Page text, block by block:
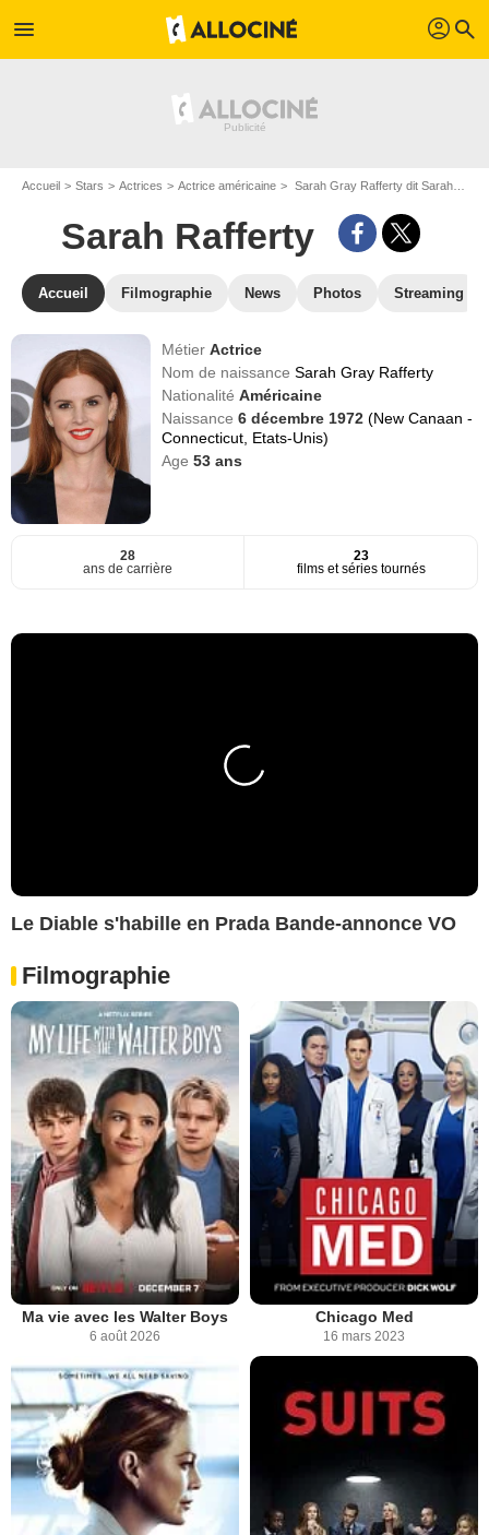
menu profil search
Accueil Stars Actrices Actrice américaine Sarah Gray Rafferty dit Sarah Rafferty
Sarah Rafferty
Accueil Filmographie News Photos Streaming
MétierActrice
Nom de naissanceSarah Gray Rafferty
NationalitéAméricaine
Naissance6 décembre 1972(New Canaan -
Connecticut, Etats-Unis)
Age53 ans
28
ans de carrière
23
films et séries tournés
Le Diable s'habille en Prada Bande-annonce VO
Filmographie
Ma vie avec les Walter Boys
6 août 2026
Chicago Med
16 mars 2023